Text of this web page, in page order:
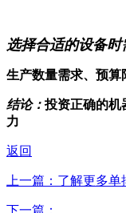
选择合适的设备
生产数量需求、预算
结论：投资正确的机
力
返回
上一篇：了解更多
下一篇：